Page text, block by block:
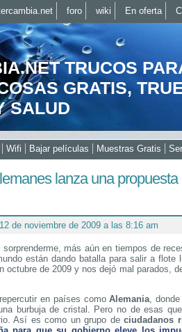
TRUCOS
GRATIS,
SALUD
Wifi Bajar películas Muestras Gratis
lanza una propuesta
de noviembre de 2009 a las 8:16 am
más aún en tiempos de
están dando batalla para salir a flote
octubre de 2009 y nos dejó mal parados,
en países comoAlemania,
burbuja de cristal. Pero no de esas
Así es como un grupo deciudadanos
foro wiki En oferta